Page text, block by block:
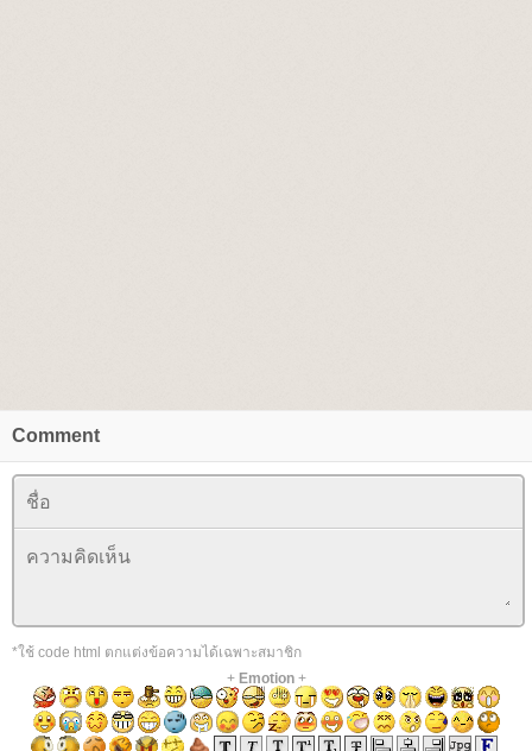
Comment
*ใช้ code html ตกแต่งข้อความได้เฉพาะสมาชิก
+ Emotion+